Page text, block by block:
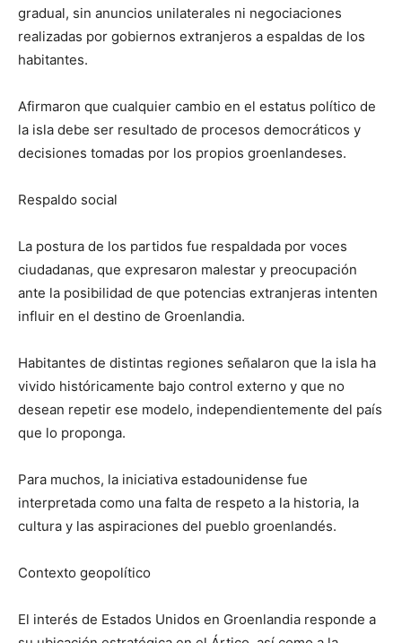
gradual, sin anuncios unilaterales ni negociaciones
realizadas por gobiernos extranjeros a espaldas de los
habitantes.
Afirmaron que cualquier cambio en el estatus político de
la isla debe ser resultado de procesos democráticos y
decisiones tomadas por los propios groenlandeses.
Respaldo social
La postura de los partidos fue respaldada por voces
ciudadanas, que expresaron malestar y preocupación
ante la posibilidad de que potencias extranjeras intenten
influir en el destino de Groenlandia.
Habitantes de distintas regiones señalaron que la isla ha
vivido históricamente bajo control externo y que no
desean repetir ese modelo, independientemente del país
que lo proponga.
Para muchos, la iniciativa estadounidense fue
interpretada como una falta de respeto a la historia, la
cultura y las aspiraciones del pueblo groenlandés.
Contexto geopolítico
El interés de Estados Unidos en Groenlandia responde a